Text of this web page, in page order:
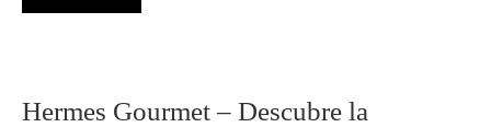
Hermes Gourmet – Descubre la